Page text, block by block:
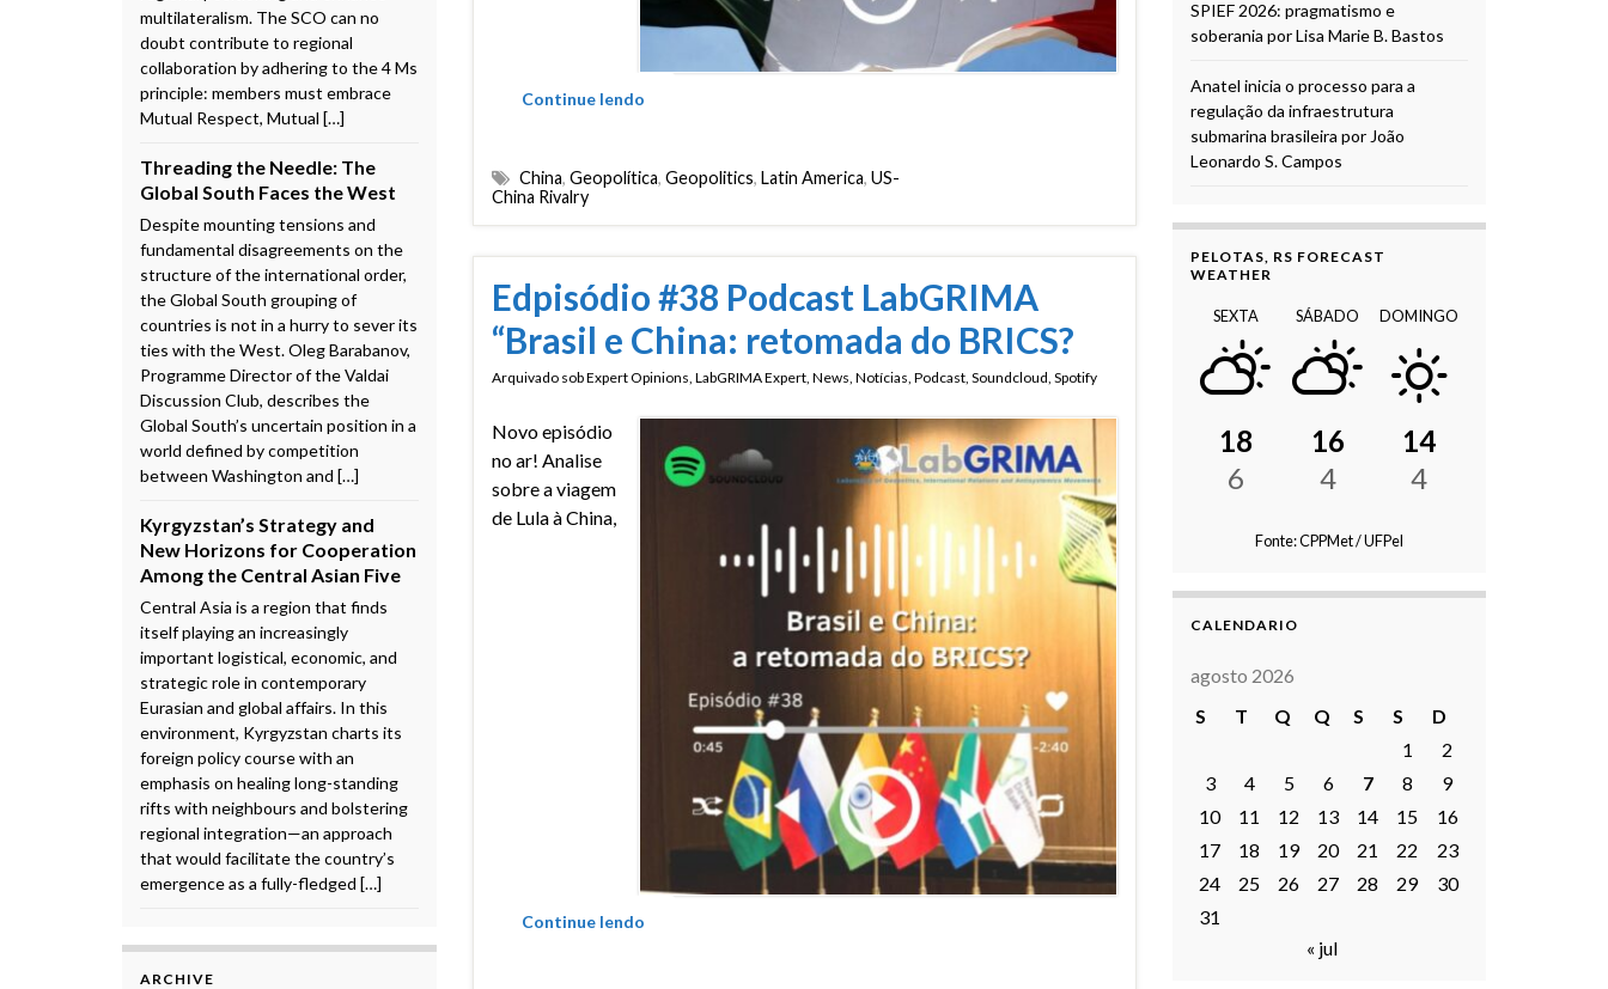
Continue lendo
China, Geopolítica, Geopolitics, Latin America, US-
China Rivalry
Edpisódio #38 Podcast LabGRIMA
“Brasil e China: retomada do BRICS?
Arquivado sobExpert Opinions, LabGRIMA Expert, News, Notícias, Podcast, Soundcloud, Spotify
Novo episódio
no ar! Analise
sobre a viagem
de Lula à China,
Continue lendo
multilateralism. The SCO can no
doubt contribute to regional
collaboration by adhering to the 4 Ms
principle: members must embrace
Mutual Respect, Mutual […]
Threading the Needle: The
Global South Faces the West
Despite mounting tensions and
fundamental disagreements on the
structure of the international order,
the Global South grouping of
countries is not in a hurry to sever its
ties with the West. Oleg Barabanov,
Programme Director of the Valdai
Discussion Club, describes the
Global South’s uncertain position in a
world defined by competition
between Washington and […]
Kyrgyzstan’s Strategy and
New Horizons for Cooperation
Among the Central Asian Five
Central Asia is a region that finds
itself playing an increasingly
important logistical, economic, and
strategic role in contemporary
Eurasian and global affairs. In this
environment, Kyrgyzstan charts its
foreign policy course with an
emphasis on healing long-standing
rifts with neighbours and bolstering
regional integration—an approach
that would facilitate the country’s
emergence as a fully-fledged […]
ARCHIVE
SPIEF 2026: pragmatismo e
soberania por Lisa Marie B. Bastos
Anatel inicia o processo para a
regulação da infraestrutura
submarina brasileira por João
Leonardo S. Campos
PELOTAS, RS FORECAST
WEATHER
SEXTA
18
6
SÁBADO
16
4
DOMINGO
14
4
Fonte: CPPMet / UFPel
CALENDARIO
agosto 2026
S
T Q Q S S
D
1
2
3
4 5 6 7 8
9
10
11 12 13 14 15
16
17
18 19 20 21 22
23
24
25 26 27 28 29
30
31
« jul